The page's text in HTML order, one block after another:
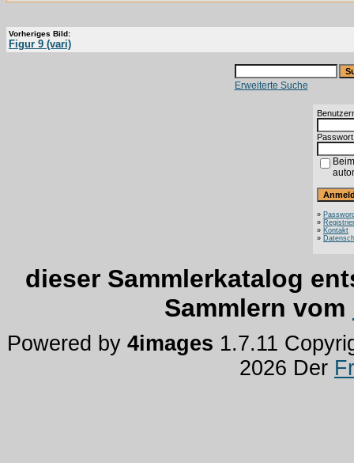
Vorheriges Bild:
Figur 9 (vari)
Erweiterte Suche
»
»
» Kontakt
»
dieser Sammlerkatalog
Sammlern vom
Powered by 4images 1.7.11
2026 Der